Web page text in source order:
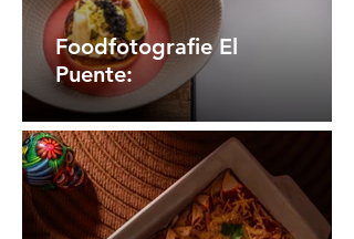
Foodfotografie El
Puente: